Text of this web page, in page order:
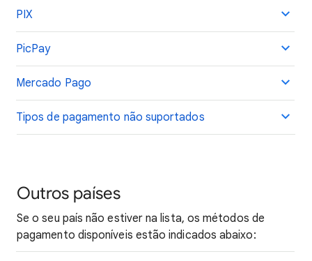
PIX
PicPay
Mercado Pago
Tipos de pagamento não suportados
Outros países
Se o seu país não estiver na lista, os métodos de
pagamento disponíveis estão indicados abaixo: